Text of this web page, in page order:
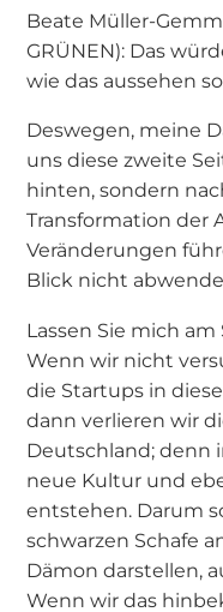
Beate Müller-
GRÜNEN): Das
wie das aussehen
Deswegen, meine
uns diese zweite
hinten, sondern
Transformation der
Veränderungen
Blick nicht
Lassen Sie mich
Wenn wir nicht
die Startups in
dann verlieren wir
Deutschland; denn
neue Kultur und
entstehen. Darum
schwarzen Schafe
Dämon darstellen,
Wenn wir das